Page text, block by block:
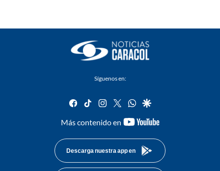
Síguenos en:
facebook
tiktok instagram
twitterwhatsapp
google
Más contenido en
youtube-
Descarga nuestra app en